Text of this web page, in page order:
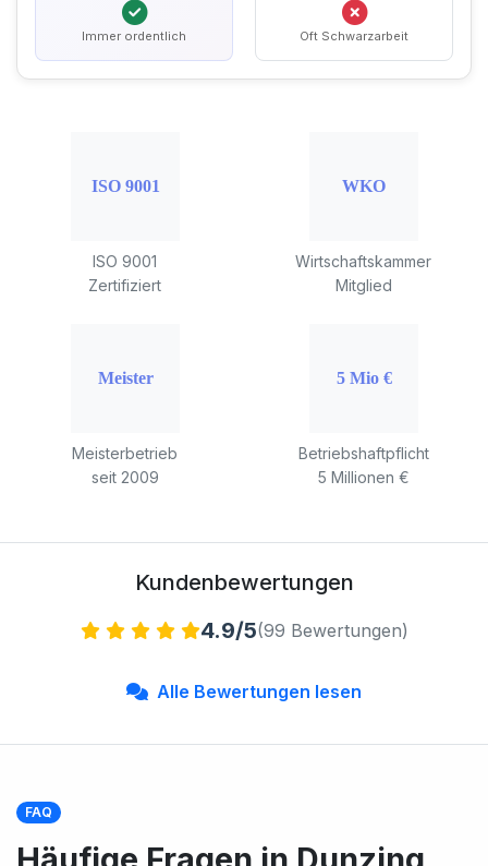
Immer ordentlich Oft Schwarzarbeit
ISO 9001
Zertifiziert
Wirtschaftskammer
Mitglied
Meisterbetrieb
seit 2009
Betriebshaftpflicht
5 Millionen €
Kundenbewertungen
4.9/5(99 Bewertungen)
Alle Bewertungen lesen
FAQ